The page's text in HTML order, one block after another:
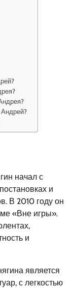
начал с
и
В 2010 году он
«Вне игры».
и
является
с легкостью